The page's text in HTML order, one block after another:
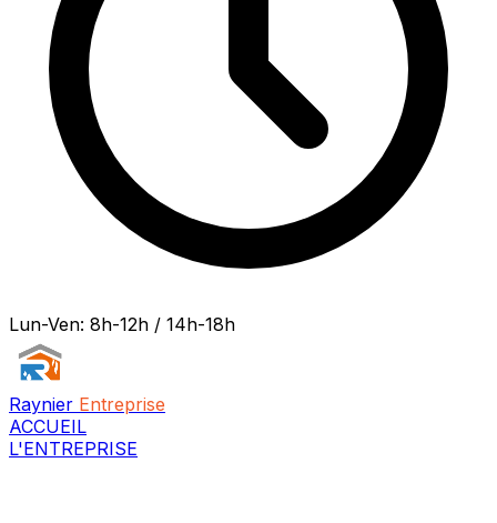
Lun-Ven: 8h-12h / 14h-18h
Raynier Entreprise
ACCUEIL
L'ENTREPRISE